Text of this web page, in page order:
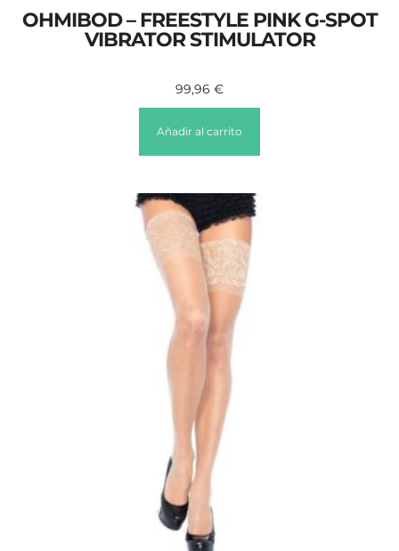
OHMIBOD – FREESTYLE PINK G-SPOT
VIBRATOR STIMULATOR
99,96 €
Añadir al carrito